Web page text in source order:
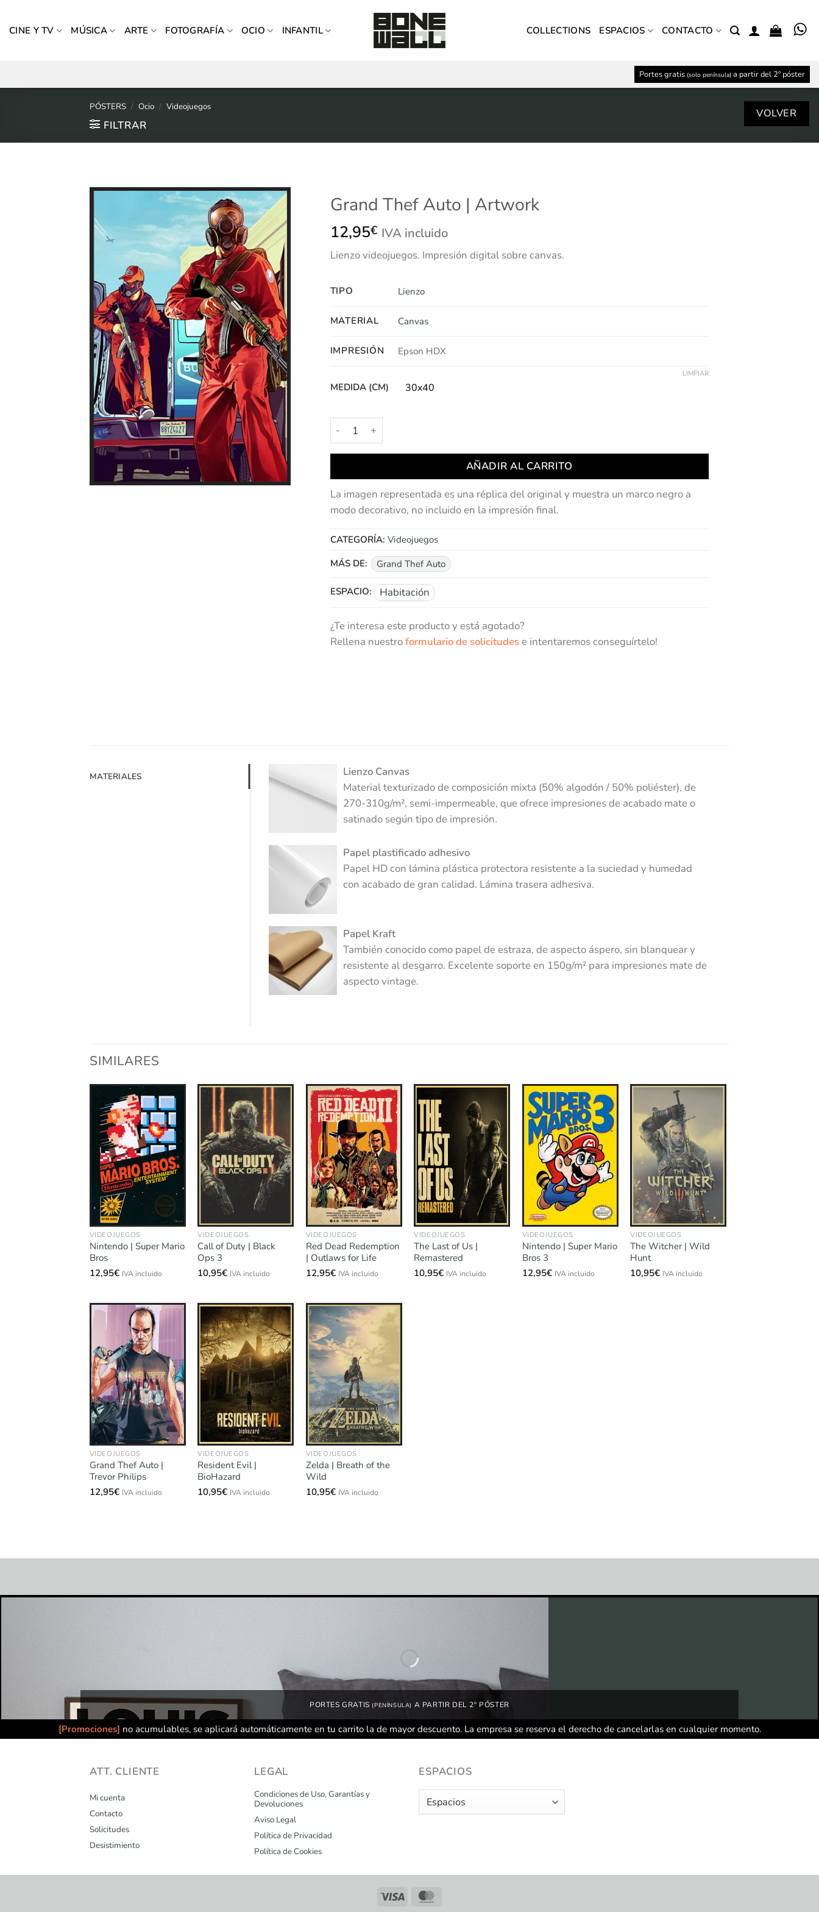
CINE Y TV MÚSICA ARTE FOTOGRAFÍA OCIO INFANTIL COLLECTIONS ESPACIOS CONTACTO
Portes gratis (solo península) a partir del 2º póster
PÓSTERS / Ocio / Videojuegos
FILTRAR
Grand Thef Auto | Artwork
12,95€ IVA incluido
Lienzovideojuegos. Impresión digital sobre canvas.
TIPO Lienzo
MATERIAL Canvas
IMPRESIÓN Epson HDX
MEDIDA (CM) 30x40
LIMPIAR
Grand Thef Auto | Artwork cantidad
AÑADIR AL CARRITO
La imagen representada es una réplica del original y muestra un marco negro a
modo decorativo, no incluido en la impresión final.
CATEGORÍA: Videojuegos
MÁS DE:
Grand Thef Auto
ESPACIO: Habitación
¿Te interesa este producto y está agotado?
Rellena nuestroformulario de solicitudese intentaremos conseguírtelo!
MATERIALES
Lienzo Canvas
Material texturizado de composición mixta (50% algodón / 50% poliéster), de
270-310g/m², semi-impermeable, que ofrece impresiones de acabado mate o
satinado según tipo de impresión.
Papel plastificado adhesivo
Papel HD con lámina plástica protectora resistente a la suciedad y humedad
con acabado de gran calidad. Lámina trasera adhesiva.
Papel Kraft
También conocido como papel de estraza, de aspecto áspero, sin blanquear y
resistente al desgarro. Excelente soporte en 150g/m² para impresiones mate de
aspecto vintage.
SIMILARES
VIDEOJUEGOS
Nintendo | Super Mario
Bros
12,95€ IVA incluido
VIDEOJUEGOS
Call of Duty | Black
Ops 3
10,95€ IVA incluido
VIDEOJUEGOS
Red Dead Redemption
| Outlaws for Life
12,95€ IVA incluido
VIDEOJUEGOS
The Last of Us |
Remastered
10,95€ IVA incluido
VIDEOJUEGOS
Nintendo | Super Mario
Bros 3
12,95€ IVA incluido
VIDEOJUEGOS
The Witcher | Wild
Hunt
10,95€ IVA incluido
VIDEOJUEGOS
Grand Thef Auto |
Trevor Philips
12,95€ IVA incluido
VIDEOJUEGOS
Resident Evil |
BioHazard
10,95€ IVA incluido
VIDEOJUEGOS
Zelda | Breath of the
Wild
10,95€ IVA incluido
PORTES GRATIS (PENÍNSULA) A PARTIR DEL 2º PÓSTER
[Promociones] no acumulables, se aplicará automáticamente en tu carrito la de mayor descuento. La empresa se reserva el derecho de cancelarlas en cualquier momento.
ATT. CLIENTE
Mi cuenta
Contacto
Solicitudes
Desistimiento
LEGAL
Condiciones de Uso, Garantías y
Devoluciones
Aviso Legal
Política de Privacidad
Política de Cookies
ESPACIOS